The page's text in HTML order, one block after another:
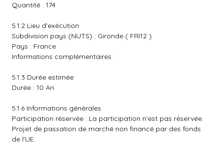
Quantité : 174
5.1.2 Lieu d'exécution
Subdivision pays (NUTS) : Gironde ( FRI12 )
Pays : France
Informations complémentaires :
5.1.3 Durée estimée
Durée : 10 An
5.1.6 Informations générales
Participation réservée : La participation n'est pas réservée.
Projet de passation de marché non financé par des fonds
de l'UE